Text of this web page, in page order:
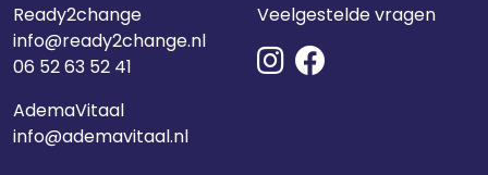
Ready2change
info@ready2change.nl
06 52 63 52 41
AdemaVitaal
info@ademavitaal.nl
Veelgestelde vragen